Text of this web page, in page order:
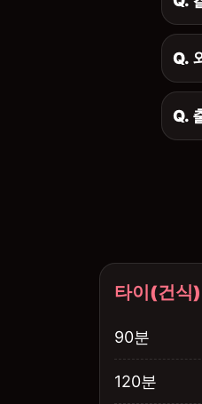
Q.
Q.
타이(건식)
90분
120분